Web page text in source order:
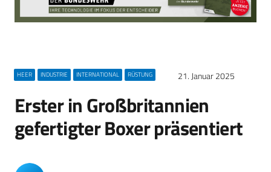
HEER INDUSTRIE INTERNATIONAL RÜSTUNG 21. Januar 2025
Erster in Großbritannien
gefertigter Boxer präsentiert